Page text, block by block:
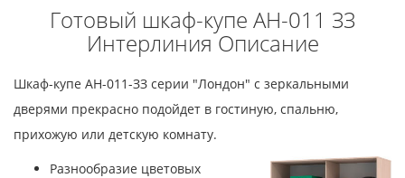
Готовый шкаф-купе АН-011 ЗЗ
Интерлиния Описание
Шкаф-купе АН-011-ЗЗ серии "Лондон" с зеркальными
дверями прекрасно подойдет в гостиную, спальню,
прихожую или детскую комнату.
Разнообразие цветовых